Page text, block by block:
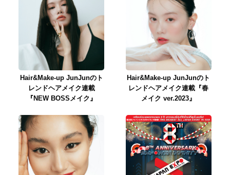
Hair&Make-up JunJunのト
レンドヘアメイク連載
『NEW BOSSメイク』
Hair&Make-up JunJunのト
レンドヘアメイク連載『春
メイク ver.2023』